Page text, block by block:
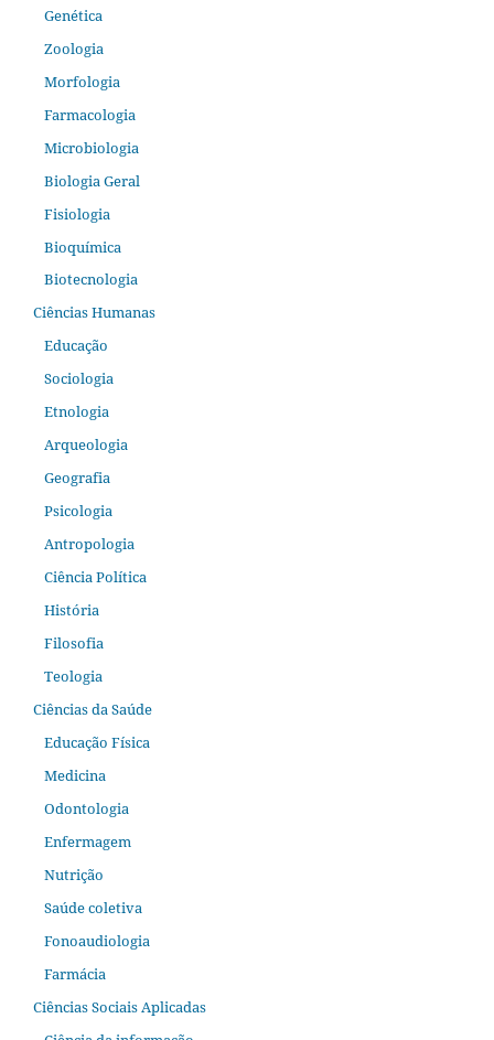
Genética
Zoologia
Morfologia
Farmacologia
Microbiologia
Biologia Geral
Fisiologia
Bioquímica
Biotecnologia
Ciências Humanas
Educação
Sociologia
Etnologia
Arqueologia
Geografia
Psicologia
Antropologia
Ciência Política
História
Filosofia
Teologia
Ciências da Saúde
Educação Física
Medicina
Odontologia
Enfermagem
Nutrição
Saúde coletiva
Fonoaudiologia
Farmácia
Ciências Sociais Aplicadas